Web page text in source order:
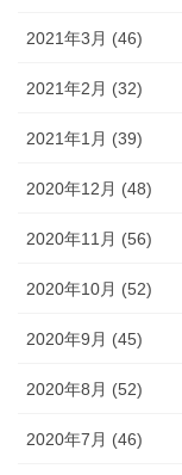
2021年3月 (46)
2021年2月 (32)
2021年1月 (39)
2020年12月 (48)
2020年11月 (56)
2020年10月 (52)
2020年9月 (45)
2020年8月 (52)
2020年7月 (46)